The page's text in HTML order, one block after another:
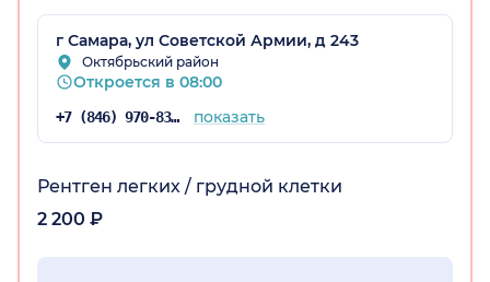
г Самара, ул Советской Армии, д 243
Октябрьский район
Откроется в 08:00
+7 (846) 970-83-16 показать
Рентген легких / грудной клетки
2 200 ₽